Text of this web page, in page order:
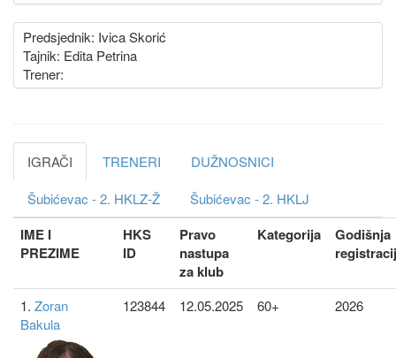
Predsjednik: Ivica Skorić
Tajnik: Edita Petrina
Trener:
IGRAČI TRENERI
DUŽNOSNICI
Šubićevac - 2. HKLZ-Ž
Šubićevac - 2. HKLJ
IME I
PREZIME
HKS
ID
Pravo
nastupa
za klub
Kategorija
Godišnja
1. Zoran
Bakula
123844 12.05.2025 60+ 2026